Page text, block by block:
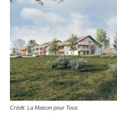
Crédit: La Maison pour Tous.